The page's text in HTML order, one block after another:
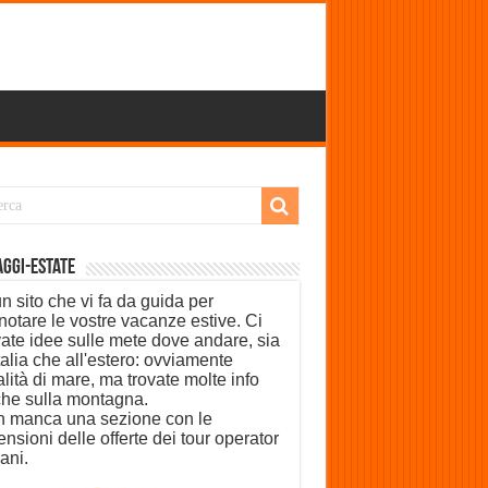
Estate
sito che vi fa da guida per
le vostre vacanze estive. Ci
idee sulle mete dove andare, sia
che all'estero: ovviamente
di mare, ma trovate molte info
sulla montagna.
manca una sezione con le
delle offerte dei tour operator